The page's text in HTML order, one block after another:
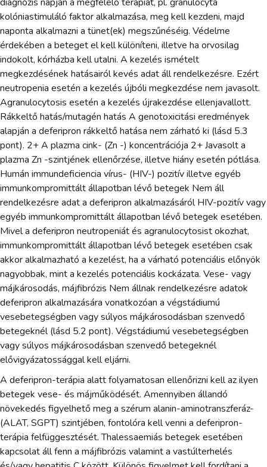
kolóniastimuláló faktor alkalmazása, meg kell kezdeni, majd
naponta alkalmazni a tünet(ek) megszűnéséig. Védelme
érdekében a beteget el kell különíteni, illetve ha orvosilag
indokolt, kórházba kell utalni. A kezelés ismételt
megkezdésének hatásairól kevés adat áll rendelkezésre. Ezért
neutropenia esetén a kezelés újbóli megkezdése nem javasolt.
Agranulocytosis esetén a kezelés újrakezdése ellenjavallott.
Rákkeltő hatás/mutagén hatás A genotoxicitási eredmények
alapján a deferipron rákkeltő hatása nem zárható ki (lásd 5.3
pont). 2+ A plazma cink- (Zn -) koncentrációja 2+ Javasolt a
plazma Zn -szintjének ellenőrzése, illetve hiány esetén pótlása.
Humán immundeficiencia vírus- (HIV-) pozitív illetve egyéb
immunkompromittált állapotban lévő betegek Nem áll
rendelkezésre adat a deferipron alkalmazásáról HIV-pozitív vagy
egyéb immunkompromittált állapotban lévő betegek esetében.
Mivel a deferipron neutropeniát és agranulocytosist okozhat,
immunkompromittált állapotban lévő betegek esetében csak
akkor alkalmazható a kezelést, ha a várható potenciális előnyök
nagyobbak, mint a kezelés potenciális kockázata. Vese- vagy
májkárosodás, májfibrózis Nem állnak rendelkezésre adatok
deferipron alkalmazására vonatkozóan a végstádiumú
vesebetegségben vagy súlyos májkárosodásban szenvedő
betegeknél (lásd 5.2 pont). Végstádiumú vesebetegségben
vagy súlyos májkárosodásban szenvedő betegeknél
elővigyázatossággal kell eljárni.
A deferipron-terápia alatt folyamatosan ellenőrizni kell az ilyen
betegek vese- és májműködését. Amennyiben állandó
növekedés figyelhető meg a szérum alanin-aminotranszferáz-
(ALAT, SGPT) szintjében, fontolóra kell venni a deferipron-
terápia felfüggesztését. Thalessaemiás betegek esetében
kapcsolat áll fenn a májfibrózis valamint a vastúlterhelés